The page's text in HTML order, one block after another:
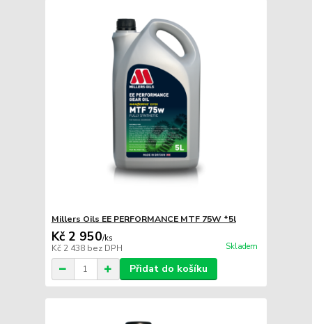
Millers Oils EE PERFORMANCE MTF 75W *5l
Kč 2 950/ks
Kč 2 438 bez DPH Skladem
Přidat do košíku